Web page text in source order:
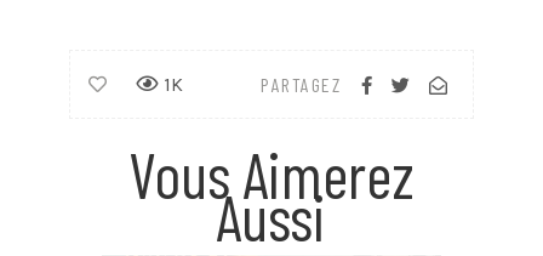
PARTAGEZ
1K
Vous Aimerez
Aussi